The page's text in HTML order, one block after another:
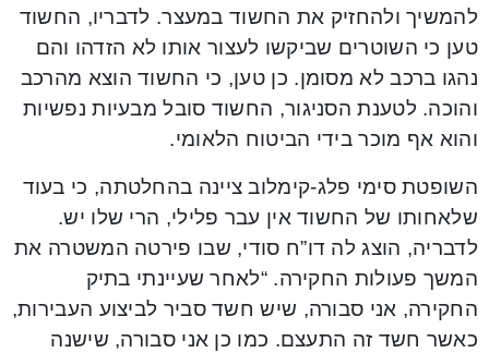
להמשיך ולהחזיק את החשוד במעצר. לדבריו, החשוד
טען כי השוטרים שביקשו לעצור אותו לא הזדהו והם
נהגו ברכב לא מסומן. כן טען, כי החשוד הוצא מהרכב
והוכה. לטענת הסניגור, החשוד סובל מבעיות נפשיות
והוא אף מוכר בידי הביטוח הלאומי.
השופטת סימי פלג-קימלוב ציינה בהחלטתה, כי בעוד
שלאחותו של החשוד אין עבר פלילי, הרי שלו יש.
לדבריה, הוצג לה דו”ח סודי, שבו פירטה המשטרה את
המשך פעולות החקירה. “לאחר שעיינתי בתיק
החקירה, אני סבורה, שיש חשד סביר לביצוע העבירות,
כאשר חשד זה התעצם. כמו כן אני סבורה, שישנה